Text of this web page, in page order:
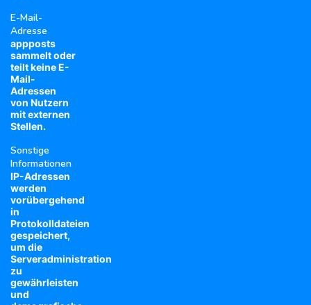
E-Mail-
Adresse
appposts
sammelt oder
teilt keine E-
Mail-
Adressen
von Nutzern
mit externen
Stellen.
Sonstige
Informationen
IP-Adressen
werden
vorübergehend
in
Protokolldateien
gespeichert,
um die
Serveradministration
zu
gewährleisten
und